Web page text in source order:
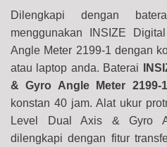
Dilengkapi dengan
menggunakan INSIZE
Angle Meter 2199-1 dengan
atau laptop anda. Baterai
& Gyro Angle Meter 2199-1
konstan 40 jam. Alat ukur
Level Dual Axis & Gyro
dilengkapi dengan fitur